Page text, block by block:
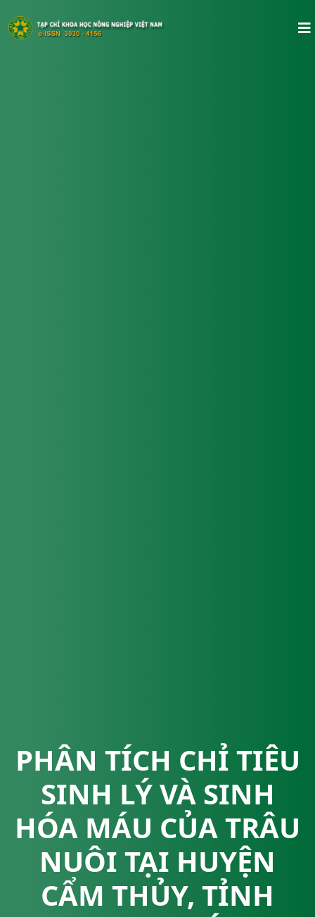
PHÂN TÍCH CHỈ TIÊU
SINH LÝ VÀ SINH
HÓA MÁU CỦA TRÂU
NUÔI TẠI HUYỆN
CẨM THỦY, TỈNH